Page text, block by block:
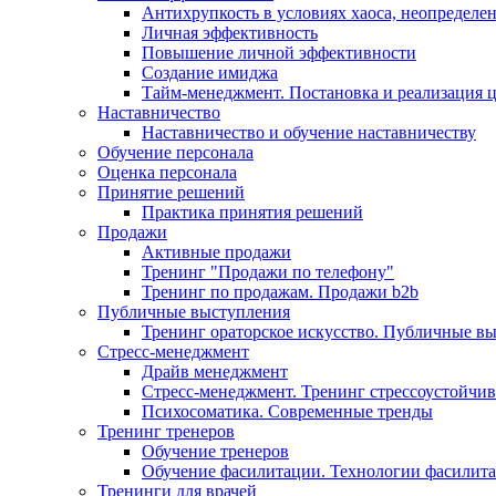
Антихрупкость в условиях хаоса,
Личная эффективность
Повышение личной эффективности
Создание имиджа
Тайм-менеджмент. Постановка и реализация
Наставничество
Наставничество и обучение наставничеству
Обучение персонала
Оценка персонала
Принятие решений
Практика принятия решений
Продажи
Активные продажи
Тренинг "Продажи по телефону"
Тренинг по продажам. Продажи b2b
Публичные выступления
Тренинг ораторское искусство. Публичные
Стресс-менеджмент
Драйв менеджмент
Стресс-менеджмент. Тренинг
Психосоматика. Современные тренды
Тренинг тренеров
Обучение тренеров
Обучение фасилитации. Технологии
Тренинги для врачей